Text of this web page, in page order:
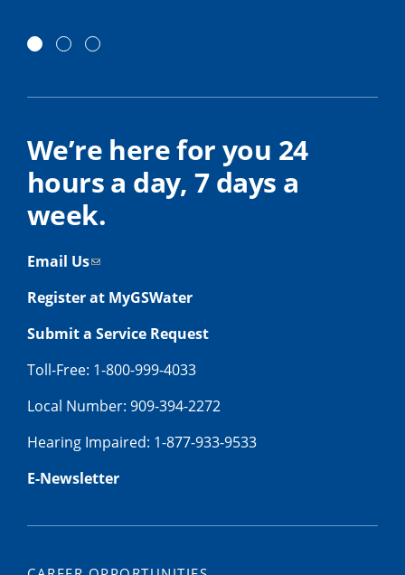
We’re here for you 24
hours a day, 7 days a
week.
Email Us
Register at MyGSWater
Submit a Service Request
Toll-Free: 1-800-999-4033
Local Number: 909-394-2272
Hearing Impaired: 1-877-933-9533
E-Newsletter